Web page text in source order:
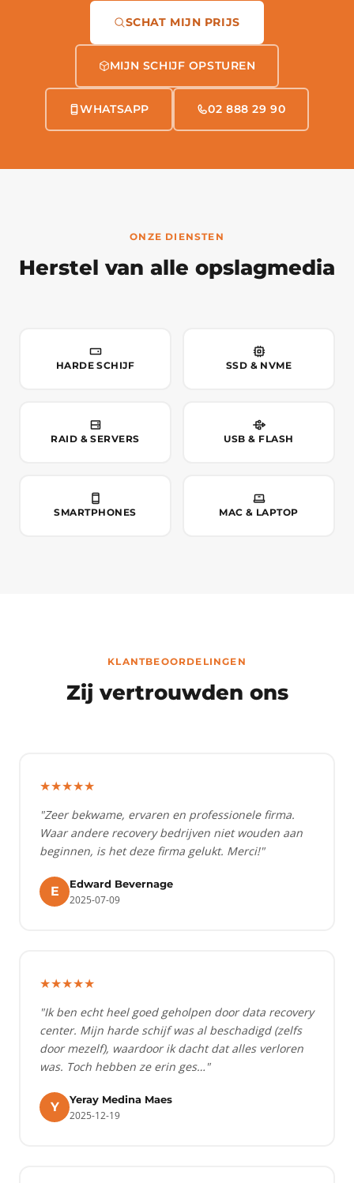
SCHAT MIJN PRIJS
MIJN SCHIJF OPSTUREN
WHATSAPP 02 888 29 90
ONZE DIENSTEN
Herstel van alle opslagmedia
HARDE SCHIJF SSD & NVME
RAID & SERVERS USB & FLASH
SMARTPHONES MAC & LAPTOP
KLANTBEOORDELINGEN
Zij vertrouwden ons
★★★★★
"Zeer bekwame, ervaren en professionele firma.
Waar andere recovery bedrijven niet wouden aan
beginnen, is het deze firma gelukt. Merci!"
E
Edward Bevernage
2025-07-09
★★★★★
"Ik ben echt heel goed geholpen door data recovery
center. Mijn harde schijf was al beschadigd (zelfs
door mezelf), waardoor ik dacht dat alles verloren
was. Toch hebben ze erin ges…"
Y
Yeray Medina Maes
2025-12-19